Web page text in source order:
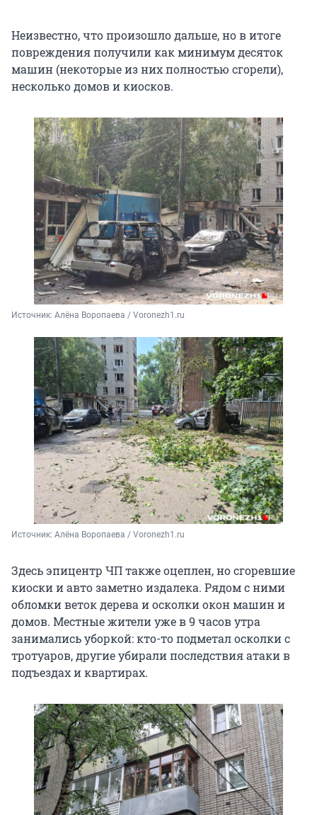
Неизвестно, что произошло дальше, но в итоге
повреждения получили как минимум десяток
машин (некоторые из них полностью сгорели),
несколько домов и киосков.
Источник: Алёна Воропаева / Voronezh1.ru
Источник: Алёна Воропаева / Voronezh1.ru
Здесь эпицентр ЧП также оцеплен, но сгоревшие
киоски и авто заметно издалека. Рядом с ними
обломки веток дерева и осколки окон машин и
домов. Местные жители уже в 9 часов утра
занимались уборкой: кто-то подметал осколки с
тротуаров, другие убирали последствия атаки в
подъездах и квартирах.